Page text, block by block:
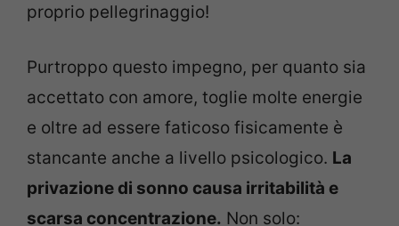
proprio pellegrinaggio!
Purtroppo questo impegno, per quanto sia
accettato con amore, toglie molte energie
e oltre ad essere faticoso fisicamente è
stancante anche a livello psicologico. La
privazione di sonno causa irritabilità e
scarsa concentrazione. Non solo: